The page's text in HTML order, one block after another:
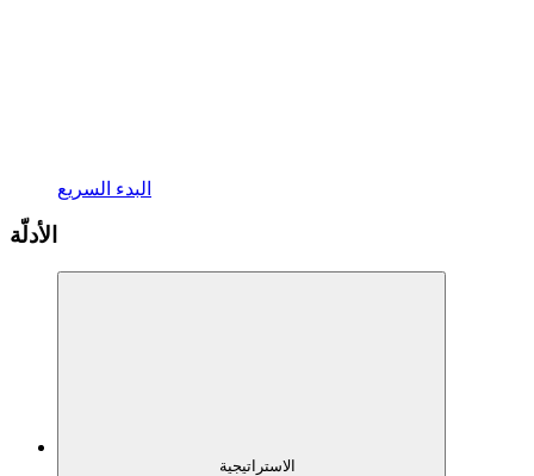
البدء السريع
الأدلّة
الاستراتيجية